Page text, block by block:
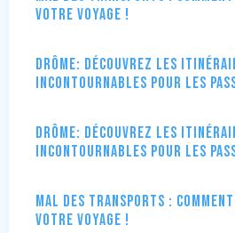
votre voyage !
Drôme: Découvrez les
incontournables pour les
Drôme: Découvrez les
incontournables pour les
Mal des transports :
votre voyage !